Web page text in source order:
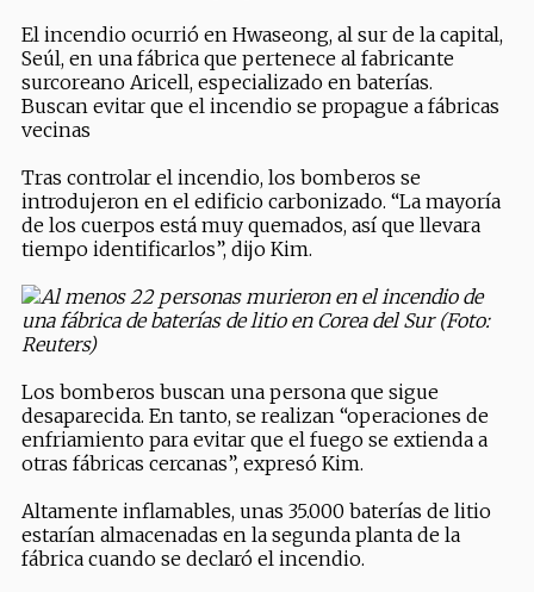
El incendio ocurrió en Hwaseong, al sur de la capital,
Seúl, en una fábrica que pertenece al fabricante
surcoreano Aricell, especializado en baterías.
Buscan evitar que el incendio se propague a fábricas
vecinas
Tras controlar el incendio, los bomberos se
introdujeron en el edificio carbonizado. “La mayoría
de los cuerpos está muy quemados, así que llevara
tiempo identificarlos”, dijo Kim.
Al menos 22 personas murieron en el incendio de
una fábrica de baterías de litio en Corea del Sur (Foto:
Reuters)
Los bomberos buscan una persona que sigue
desaparecida. En tanto, se realizan “operaciones de
enfriamiento para evitar que el fuego se extienda a
otras fábricas cercanas”, expresó Kim.
Altamente inflamables, unas 35.000 baterías de litio
estarían almacenadas en la segunda planta de la
fábrica cuando se declaró el incendio.